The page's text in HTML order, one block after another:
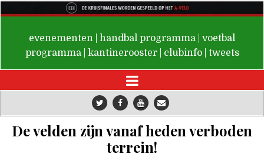
De Valken
evenementen handbal programma
voetbal
programma
kantinerooster clubinfo tweets
De velden zijn vanaf heden verboden
terrein!